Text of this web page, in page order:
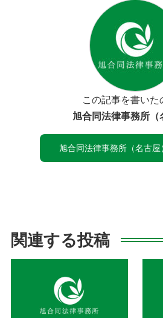
この記事を書いた
旭合同法律事務所（
旭合同法律事務所（名古
関連する投稿